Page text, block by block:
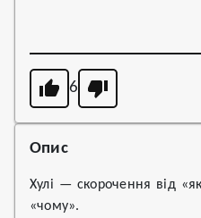
6
Опис
Хулі — скорочення від
«чому».